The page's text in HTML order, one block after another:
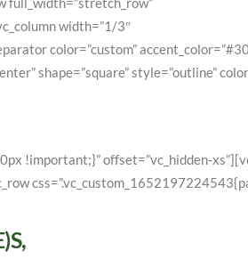
width=”1/3″
color=”custom”
shape=”square” style=”outline”
!important;}” offset=”vc_hidden-